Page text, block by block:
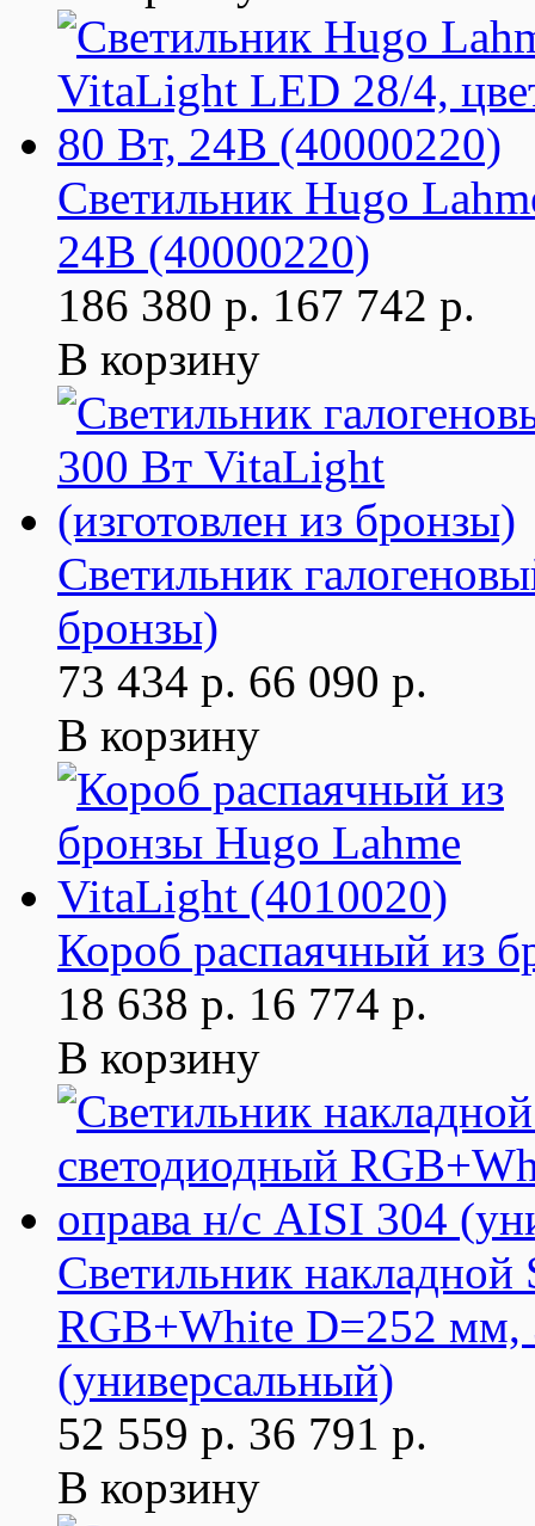
Светильник Hugo
24В (40000220)
186 380 р. 167 742 р.
В корзину
Светильник
бронзы)
73 434 р. 66 090 р.
В корзину
Короб распаячный из
18 638 р. 16 774 р.
В корзину
Светильник
RGB+White D=252 мм,
(универсальный)
52 559 р. 36 791 р.
В корзину